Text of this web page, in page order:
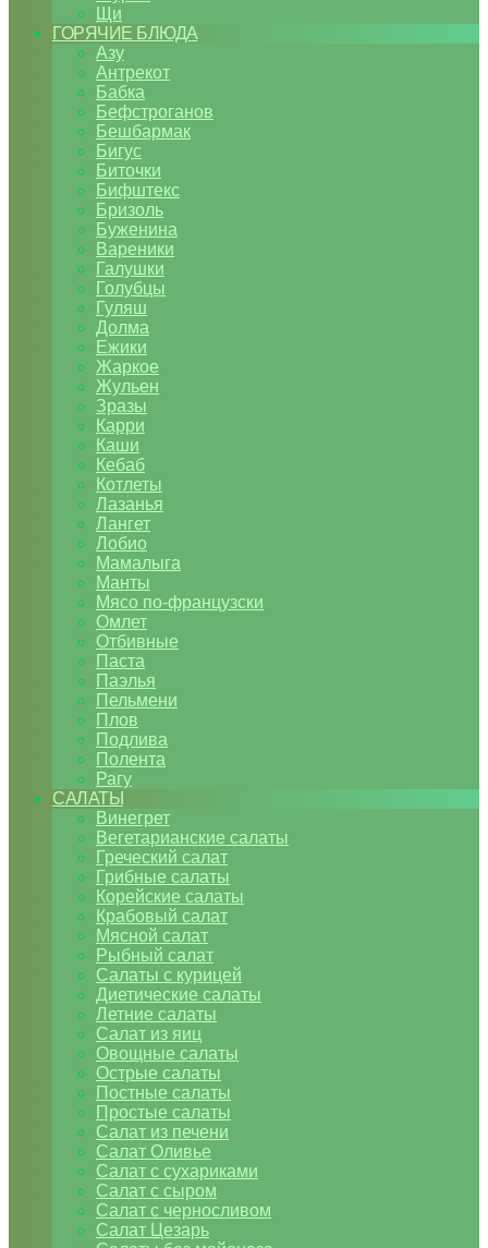
Щи
ГОРЯЧИЕ БЛЮДА
Азу
Антрекот
Бабка
Бефстроганов
Бешбармак
Бигус
Биточки
Бифштекс
Бризоль
Буженина
Вареники
Галушки
Голубцы
Гуляш
Долма
Ежики
Жаркое
Жульен
Зразы
Карри
Каши
Кебаб
Котлеты
Лазанья
Лангет
Лобио
Мамалыга
Манты
Мясо по-французски
Омлет
Отбивные
Паста
Паэлья
Пельмени
Плов
Подлива
Полента
Рагу
САЛАТЫ
Винегрет
Вегетарианские салаты
Греческий салат
Грибные салаты
Корейские салаты
Крабовый салат
Мясной салат
Рыбный салат
Салаты с курицей
Диетические салаты
Летние салаты
Салат из яиц
Овощные салаты
Острые салаты
Постные салаты
Простые салаты
Салат из печени
Салат Оливье
Салат с сухариками
Салат с сыром
Салат с черносливом
Салат Цезарь